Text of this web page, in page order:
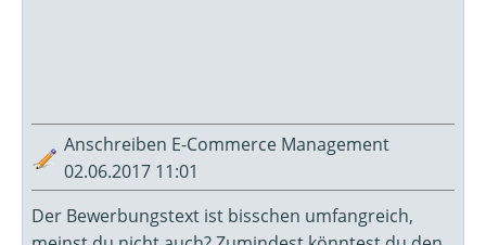
Anschreiben E-Commerce Management
02.06.2017 11:01
Der Bewerbungstext ist bisschen umfangreich,